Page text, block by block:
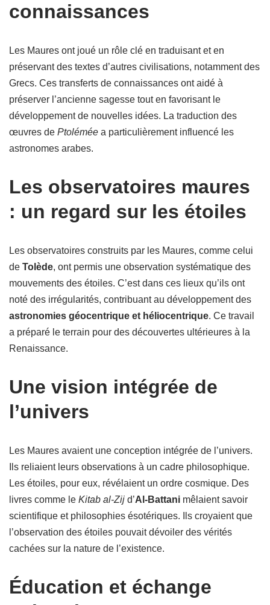
connaissances
Les Maures ont joué un rôle clé en traduisant et en
préservant des textes d’autres civilisations, notamment des
Grecs. Ces transferts de connaissances ont aidé à
préserver l’ancienne sagesse tout en favorisant le
développement de nouvelles idées. La traduction des
œuvres de Ptolémée a particulièrement influencé les
astronomes arabes.
Les observatoires maures
: un regard sur les étoiles
Les observatoires construits par les Maures, comme celui
de Tolède, ont permis une observation systématique des
mouvements des étoiles. C’est dans ces lieux qu’ils ont
noté des irrégularités, contribuant au développement des
astronomies géocentrique et héliocentrique. Ce travail
a préparé le terrain pour des découvertes ultérieures à la
Renaissance.
Une vision intégrée de
l’univers
Les Maures avaient une conception intégrée de l’univers.
Ils reliaient leurs observations à un cadre philosophique.
Les étoiles, pour eux, révélaient un ordre cosmique. Des
livres comme le Kitab al-Zij d’Al-Battani mêlaient savoir
scientifique et philosophies ésotériques. Ils croyaient que
l’observation des étoiles pouvait dévoiler des vérités
cachées sur la nature de l’existence.
Éducation et échange